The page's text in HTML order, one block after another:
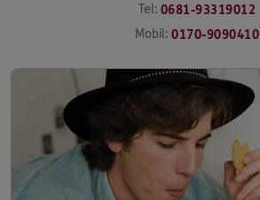
Tel: 0681-93319012
Mobil: 0170-9090410